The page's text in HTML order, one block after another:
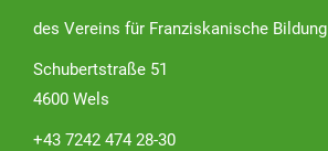
des Vereins für Franziskanische Bildung
Schubertstraße 51
4600 Wels
+43 7242 474 28-30